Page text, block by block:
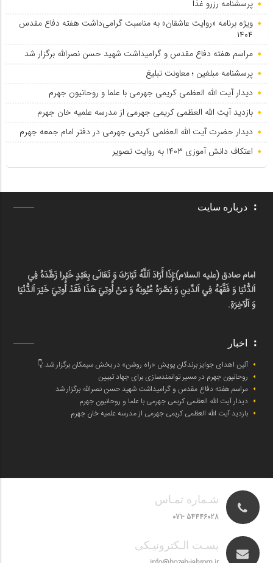
پرسشنامه رزرو غذا
ویژه برنامه «روایت عاشقان» به مناسبت گرامی‌داشت هفته دفاع مقدس
۱۴۰۴
مراسم هفته دفاع مقدس و گرامیداشت شهید حسن نصرالله برگزار شد
پرسشنامه مبلغین ؛ معاونت تبلیغ
دیدار آیت الله العظمی کریمی جهرمی با علما و روحانیون جهرم
بازدید آیت الله العظمی کریمی جهرمی از مدرسه علمیه خان جهرم
دیدار حضرت آیت الله العظمی کریمی جهرمی در دفتر امام جمعه جهرم
اعتکاف دانش آموزی ۱۴۰۳ به روایت تصویر
درباره سایت
امام صادق (علیه السلام):إِذَا أَرَادَ اَللَّهُ تَبَارَكَ وَ تَعَالَى بِعَبْدٍ خَيْرا زَهَّدَهُ فِي
اَلدُّنْيَا وَ فَقَّهَهُ فِي اَلدِّينِ وَ بَصَّرَهُ عُيُوبَهُ وَ مَنْ أُوتِيَ هَذَا فَقَدْ أُوتِيَ خَيْرَ اَلدُّنْيَا
وَ اَلْآخِرَةِ.
اخبار
آئین اهدای جوایز برندگان پویش «راه روشن» در بخش سیمکان برگزار شد.👇
روحانیون جهرم در مسیر توانمندسازی برای جهاد تبیین
مراسم هفته دفاع مقدس و گرامیداشت شهید حسن نصرالله برگزار شد
دیدار آیت الله العظمی کریمی جهرمی با علما و روحانیون جهرم
بازدید آیت الله العظمی کریمی جهرمی از مدرسه علمیه خان جهرم
شـماره تمـاس
54446028 -071
پسـت الـکترونیـکی